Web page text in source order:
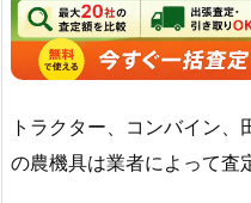
トラクター、コンバイン
の農機具は業者によって査